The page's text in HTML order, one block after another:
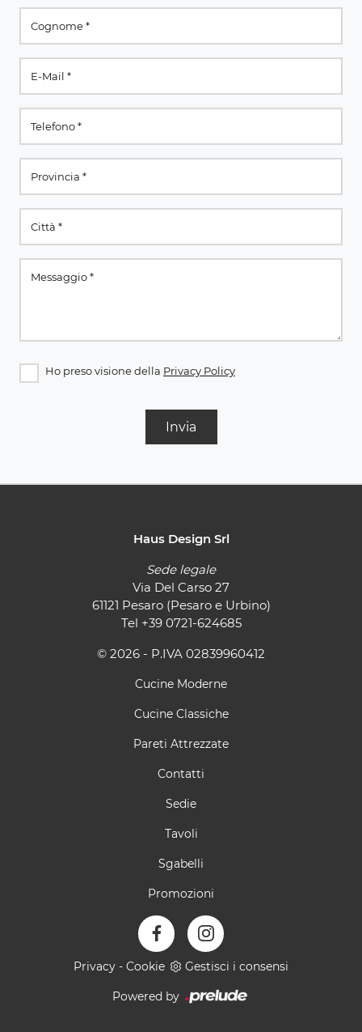
Ho preso visione della Privacy Policy
Invia
Haus Design Srl
Sede legale
Via Del Carso 27
61121 Pesaro (Pesaro e Urbino)
Tel +39 0721-624685
© 2026 - P.IVA 02839960412
Cucine Moderne
Cucine Classiche
Pareti Attrezzate
Contatti
Sedie
Tavoli
Sgabelli
Promozioni
Privacy - Cookie Gestisci i consensi
Powered by